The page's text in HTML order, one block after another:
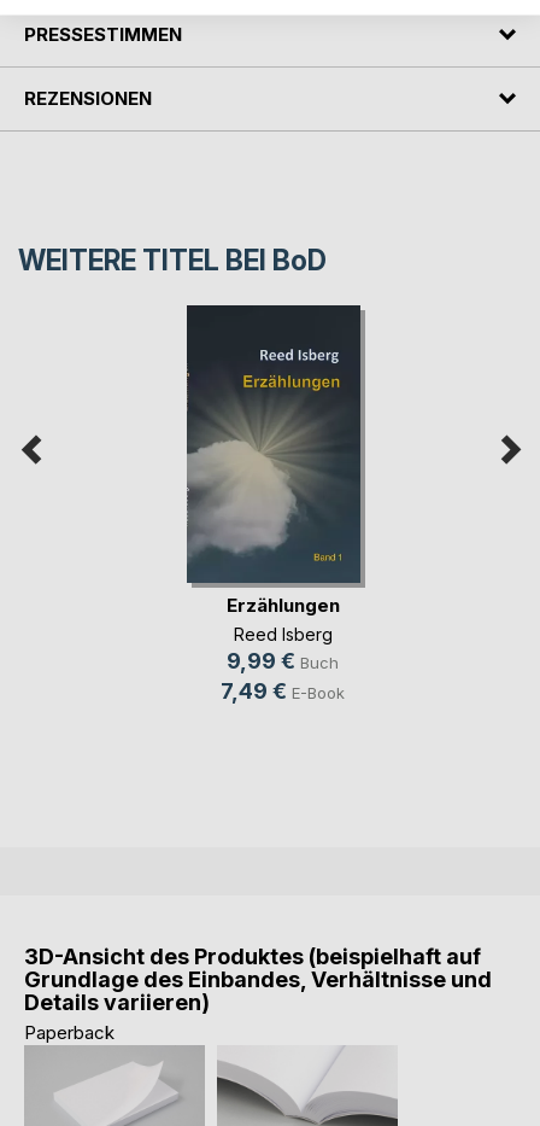
PRESSESTIMMEN
REZENSIONEN
WEITERE TITEL BEI BoD
Erzählungen
Reed Isberg
9,99 € Buch
7,49 € E-Book
3D-Ansicht des Produktes (beispielhaft auf
Grundlage des Einbandes, Verhältnisse und
Details variieren)
Paperback